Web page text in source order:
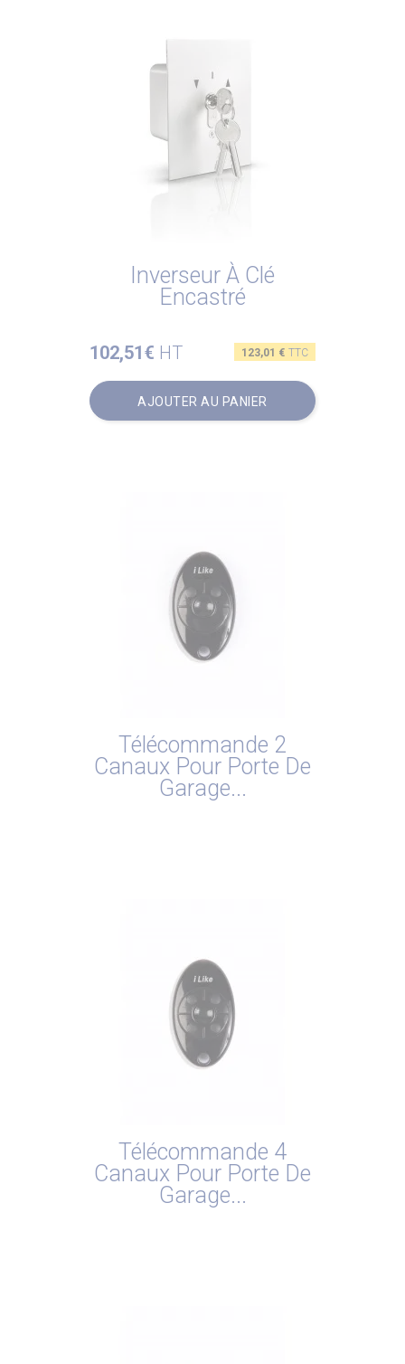
Inverseur À Clé
Encastré
102,51€ HT Prix
123,01 € TTC
AJOUTER AU PANIER
Télécommande 2
Canaux Pour Porte De
Garage...
Télécommande 4
Canaux Pour Porte De
Garage...